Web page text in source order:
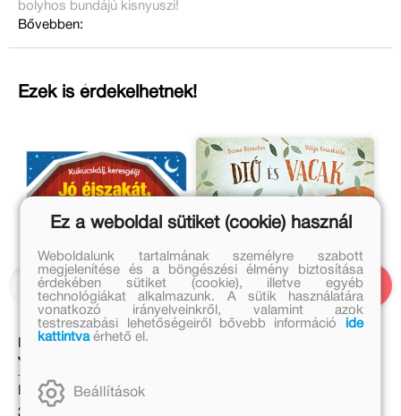
bolyhos bundájú kisnyuszi!
Bővebben:
Ezek is érdekelhetnek!
Kukucskálj, keresgélj! –
Jó éjszakát, traktor!
Eredeti ár:
3 999 Ft
Ez a weboldal sütiket (cookie) használ
Weboldalunk tartalmának személyre szabott
megjelenítése és a böngészési élmény biztosítása
érdekében sütiket (cookie), illetve egyéb
technológiákat alkalmazunk. A sütik használatára
vonatkozó irányelveinkről, valamint azok
testreszabási lehetőségeiről bővebb információ
ide
kattintvaérhető el.
Beállítások